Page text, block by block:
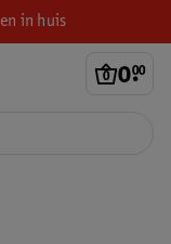
in huis
0.
00